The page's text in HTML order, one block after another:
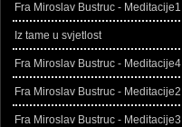
Fra Miroslav Bustruc - Meditacije1
Iz tame u svjetlost
Fra Miroslav Bustruc - Meditacije4
Fra Miroslav Bustruc - Meditacije2
Fra Miroslav Bustruc - Meditacije3